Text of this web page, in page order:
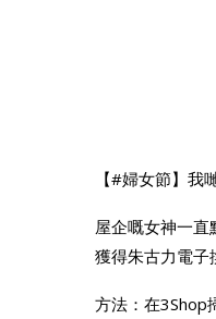
【#婦女節】我
屋企嘅女神一
獲得朱古力電子
方法：在3Shop